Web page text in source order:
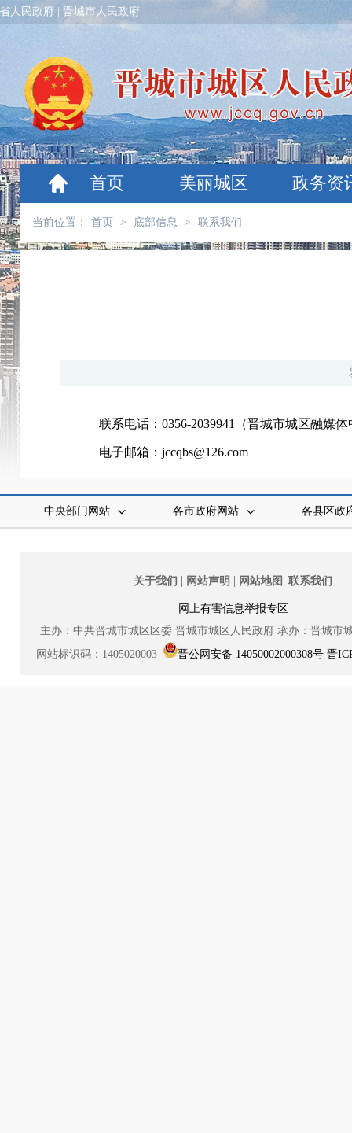
人民政府 晋城市人民政府
首页 美丽城区 政务资
当前位置： 首页 > 底部信息 > 联系我们
联系电话：0356-2039941（晋城市城区融媒体
电子邮箱：jccqbs@126.com
中央部门网站 各市政府网站 各县区政
关于我们 | 网站声明 | 网站地图 | 联系我们
网上有害信息举报专区
主办：中共晋城市城区区委 晋城市城区人民政府 承办：晋城市
网站标识码：1405020003
晋公网安备 14050002000308号 晋